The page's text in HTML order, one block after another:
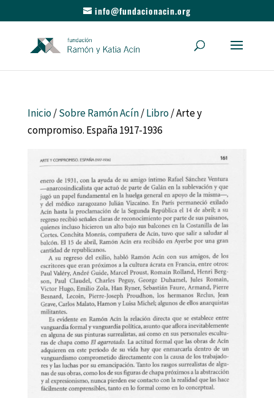
info@fundacionacin.org
Inicio/Sobre Ramón Acín/Libro/ Arte y
compromiso. España 1917-1936